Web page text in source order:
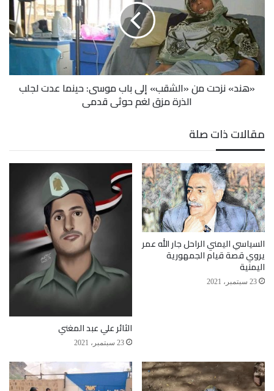
وقدرت المنظمة أنه منذ مطلع العام 2020، وحتى الخامس
من ديسمبر الجاري، تعرضت (27) ألف و(930) أسرة تمثل
(167،580) فردًا للنزوح مرة واحدة على الأقل.
حركة النزوح مأرب منظمة الدولية للهجرة
باب
موسى:
حينما
عدت
لجلب
حوثي
قدمي
«هند» نزحت من «الشقب» إلى باب موسى: حينما عدت لجلب
الذرة مزق لغم حوثي قدمي
مقالات ذات صلة
السياسي اليمني الراحل جار الله عمر
يروي قصة قيام الجمهورية
اليمنية
23 سبتمبر، 2021
الثائر علي عبد المغني
23 سبتمبر، 2021